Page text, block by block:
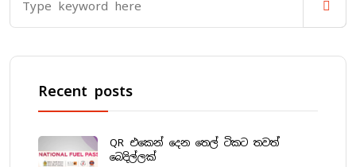
Recent posts
QR එකෙන් දෙන තෙල් ටිකට තවත්
බෙදිල්ලක්